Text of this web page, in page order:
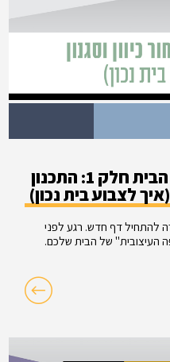
המדריך המלא לצביעת הבית חלק 1: התכנון
(איך לצבוע בית נכון)
להתחיל דף חדש. רגע לפני
העיצובית" של הבית שלכם.